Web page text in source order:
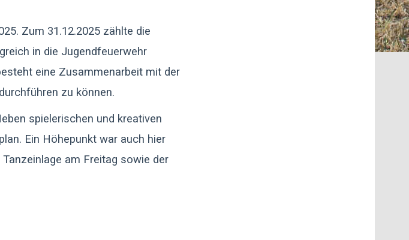
Zum 31.12.2025 zählte die
in die Jugendfeuerwehr
eine Zusammenarbeit mit der
zu können.
spielerischen und kreativen
Ein Höhepunkt war auch hier
am Freitag sowie der